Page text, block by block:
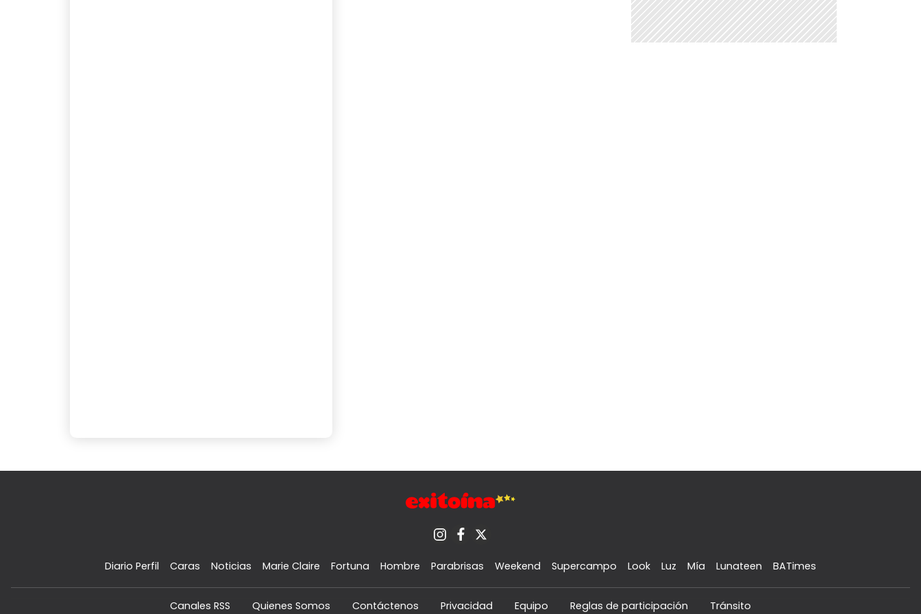
Diario Perfil Caras Noticias Marie Claire Fortuna Hombre Parabrisas Weekend Supercampo Look Luz Mía Lunateen BATimes
Canales RSS Quienes Somos Contáctenos Privacidad Equipo Reglas de participación Tránsito